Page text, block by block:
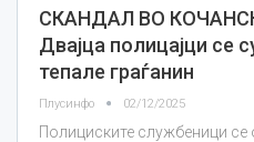
СКАНДАЛ ВО
Двајца полицајци се
тепале граѓанин
Плусинфо 02/12/2025
Полициските службеници